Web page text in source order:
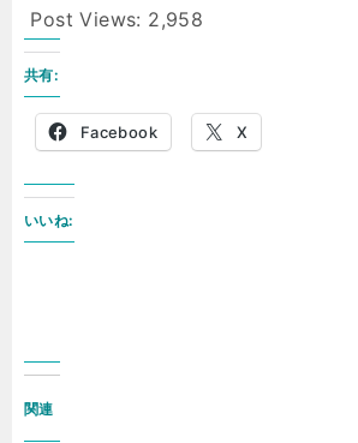
Post Views: 2,958
共有:
Facebook X
いいね:
関連